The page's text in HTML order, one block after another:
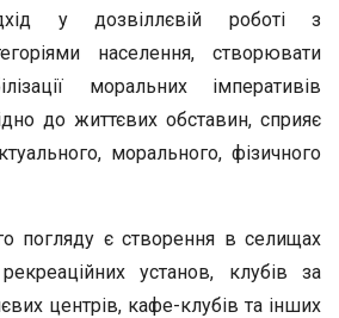
у дозвіллєвій роботі з
населення, створювати
моральних імперативів
до життєвих обставин, сприяє
морального, фізичного
погляду є створення в селищах
установ, клубів за
центрів, кафе-клубів та інших